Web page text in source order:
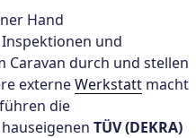
Hand
und
Caravan durch und stellen
externeWerkstatt macht
die
TÜV (DEKRA)